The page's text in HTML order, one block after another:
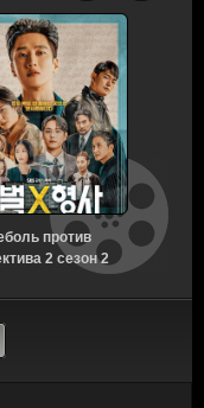
против
2 сезон 2
Онлайн]